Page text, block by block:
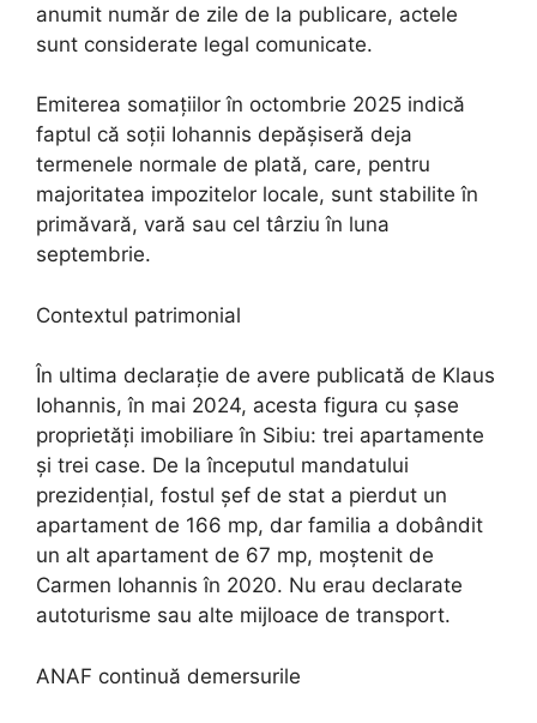
anumit număr de zile de la publicare, actele
sunt considerate legal comunicate.
Emiterea somațiilor în octombrie 2025 indică
faptul că soții Iohannis depășiseră deja
termenele normale de plată, care, pentru
majoritatea impozitelor locale, sunt stabilite în
primăvară, vară sau cel târziu în luna
septembrie.
Contextul patrimonial
În ultima declarație de avere publicată de Klaus
Iohannis, în mai 2024, acesta figura cu șase
proprietăți imobiliare în Sibiu: trei apartamente
și trei case. De la începutul mandatului
prezidențial, fostul șef de stat a pierdut un
apartament de 166 mp, dar familia a dobândit
un alt apartament de 67 mp, moștenit de
Carmen Iohannis în 2020. Nu erau declarate
autoturisme sau alte mijloace de transport.
ANAF continuă demersurile